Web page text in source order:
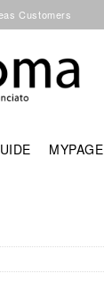
Customers
MYPAGE